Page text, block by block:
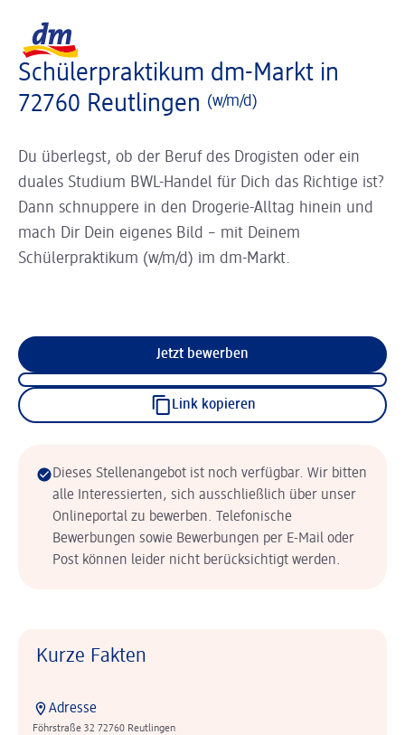
Schülerpraktikum dm-Markt in
72760 Reutlingen (w/m/d)
Du überlegst, ob der Beruf des Drogisten oder ein
duales Studium BWL-Handel für Dich das Richtige ist?
Dann schnuppere in den Drogerie-Alltag hinein und
mach Dir Dein eigenes Bild – mit Deinem
Schülerpraktikum (w/m/d) im dm-Markt.
Jetzt bewerben
Link kopieren
Dieses Stellenangebot ist noch verfügbar. Wir bitten
alle Interessierten, sich ausschließlich über unser
Onlineportal zu bewerben. Telefonische
Bewerbungen sowie Bewerbungen per E-Mail oder
Post können leider nicht berücksichtigt werden.
Kurze Fakten
Adresse
Föhrstraße 32 72760 Reutlingen